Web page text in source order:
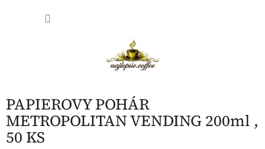
PAPIEROVY POHÁR
METROPOLITAN VENDING 200ml ,
50 KS